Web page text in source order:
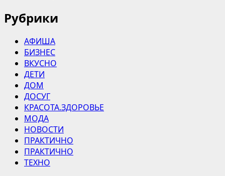
Рубрики
АФИША
БИЗНЕС
ВКУСНО
ДЕТИ
ДОМ
ДОСУГ
КРАСОТА.ЗДОРОВЬЕ
МОДА
НОВОСТИ
ПРАКТИЧНО
ПРАКТИЧНО
ТЕХНО